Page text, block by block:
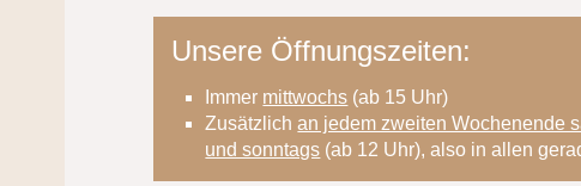
Unsere Öffnungszeiten:
Immer mittwochs (ab 15 Uhr)
Zusätzlichan jedem zweiten Wochenende
und sonntags (ab 12 Uhr), also in allen